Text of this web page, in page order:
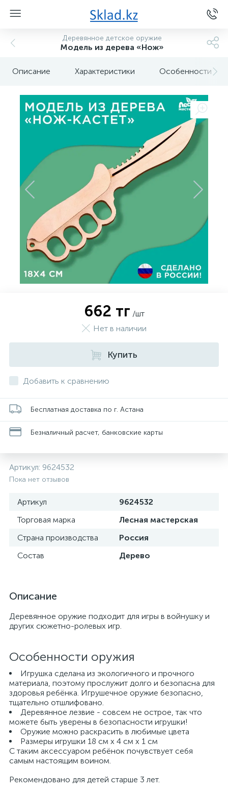
Деревянное детское оружие
Модель из дерева «Нож»
Описание Характеристики Особенности
662 тг /шт
Нет в наличии
Купить
Добавить к сравнению
Бесплатная доставка по г. Астана
Безналичный расчет, банковские карты
Артикул: 9624532
Пока нет отзывов
Артикул
9624532
Торговая марка
Лесная мастерская
Страна производства
Россия
Состав
Дерево
Описание
Деревянное оружие подходит для игры в войнушку и
других сюжетно-ролевых игр.
Особенности оружия
Игрушка сделана из экологичного и прочного
материала, поэтому прослужит долго и безопасна для
здоровья ребёнка. Игрушечное оружие безопасно,
тщательно отшлифовано.
Деревянное лезвие - совсем не острое, так что
можете быть уверены в безопасности игрушки!
Оружие можно раскрасить в любимые цвета
Размеры игрушки 18 см х 4 см х 1 см
С таким аксессуаром ребёнок почувствует себя
самым настоящим воином.
Рекомендовано для детей старше 3 лет.